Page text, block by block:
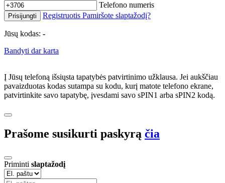
Telefono numeris
Prisijungti Registruotis Pamiršote slaptažodį?
Jūsų kodas: -
Bandyti dar karta
Į Jūsų telefoną išsiųsta tapatybės patvirtinimo užklausa. Jei aukščiau
pavaizduotas kodas sutampa su kodu, kurį matote telefono ekrane,
patvirtinkite savo tapatybę, įvesdami savo sPIN1 arba sPIN2 kodą.
Prašome susikurti paskyrą čia
Priminti slaptažodį